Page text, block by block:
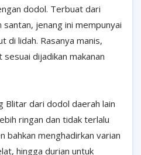
dodol. Terbuat dari
jenang ini mempunyai
di lidah. Rasanya manis,
dijadikan makanan
Blitar dari dodol daerah lain
ringan dan tidak terlalu
bahkan menghadirkan varian
hingga durian untuk